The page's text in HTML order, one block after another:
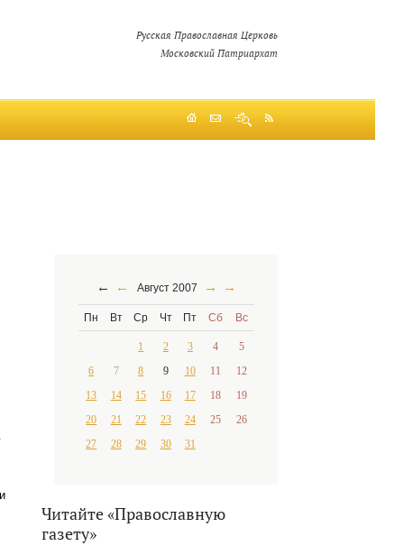
Русская Православная Церковь
Московский Патриархат
← ← Август 2007 → →
Пн Вт Ср Чт Пт Сб Вс
1 2 3 4
5
6
7 8 9 10 11
12
13
14 15 16 17 18
19
20
21 22 23 24 25
26
27
28 29 30 31
Читайте «Православную
газету»